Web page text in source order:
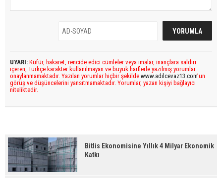
UYARI: Küfür, hakaret, rencide edici cümleler veya imalar, inançlara saldırı
içeren, Türkçe karakter kullanılmayan ve büyük harflerle yazılmış yorumlar
onaylanmamaktadır. Yazılan yorumlar hiçbir şekilde www.adilcevaz13.com’un
görüş ve düşüncelerini yansıtmamaktadır. Yorumlar, yazan kişiyi bağlayıcı
niteliktedir.
Bitlis Ekonomisine Yıllık 4 Milyar Ekonomik
Katkı